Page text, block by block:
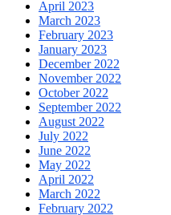
April 2023
March 2023
February 2023
January 2023
December 2022
November 2022
October 2022
September 2022
August 2022
July 2022
June 2022
May 2022
April 2022
March 2022
February 2022